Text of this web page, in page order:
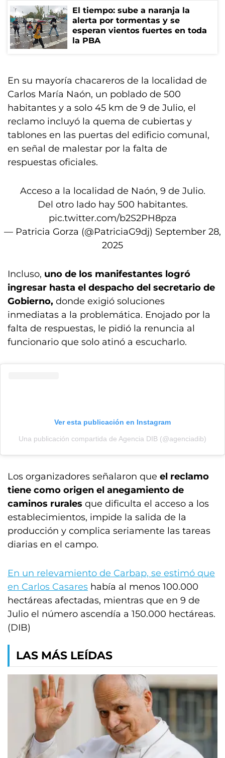
El tiempo: sube a naranja la
alerta por tormentas y se
esperan vientos fuertes en toda
la PBA
En su mayoría chacareros de la localidad de
Carlos María Naón, un poblado de 500
habitantes y a solo 45 km de 9 de Julio, el
reclamo incluyó la quema de cubiertas y
tablones en las puertas del edificio comunal,
en señal de malestar por la falta de
respuestas oficiales.
Acceso a la localidad de Naón, 9 de Julio.
Del otro lado hay 500 habitantes.
pic.twitter.com/b2S2PH8pza
— Patricia Gorza (@PatriciaG9dj) September 28,
2025
Incluso, uno de los manifestantes logró
ingresar hasta el despacho del secretario de
Gobierno, donde exigió soluciones
inmediatas a la problemática. Enojado por la
falta de respuestas, le pidió la renuncia al
funcionario que solo atinó a escucharlo.
Ver esta publicación en Instagram
Una publicación compartida de Agencia DIB (@agenciadib)
Los organizadores señalaron que el reclamo
tiene como origen el anegamiento de
caminos rurales que dificulta el acceso a los
establecimientos, impide la salida de la
producción y complica seriamente las tareas
diarias en el campo.
En un relevamiento de Carbap, se estimó que
en Carlos Casares había al menos 100.000
hectáreas afectadas, mientras que en 9 de
Julio el número ascendía a 150.000 hectáreas.
(DIB)
LAS MÁS LEÍDAS